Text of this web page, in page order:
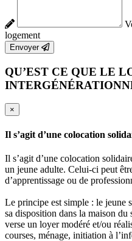
logement
Envoyer
QU’EST CE QUE LE
×
Il s’agit d’une colocation
Il s’agit d’une colocation
un jeune adulte. Celui-ci peut
d’apprentissage ou de
Le principe est simple : le jeune
sa disposition dans la maison
verse un loyer modéré et/ou
courses, ménage, initiation à